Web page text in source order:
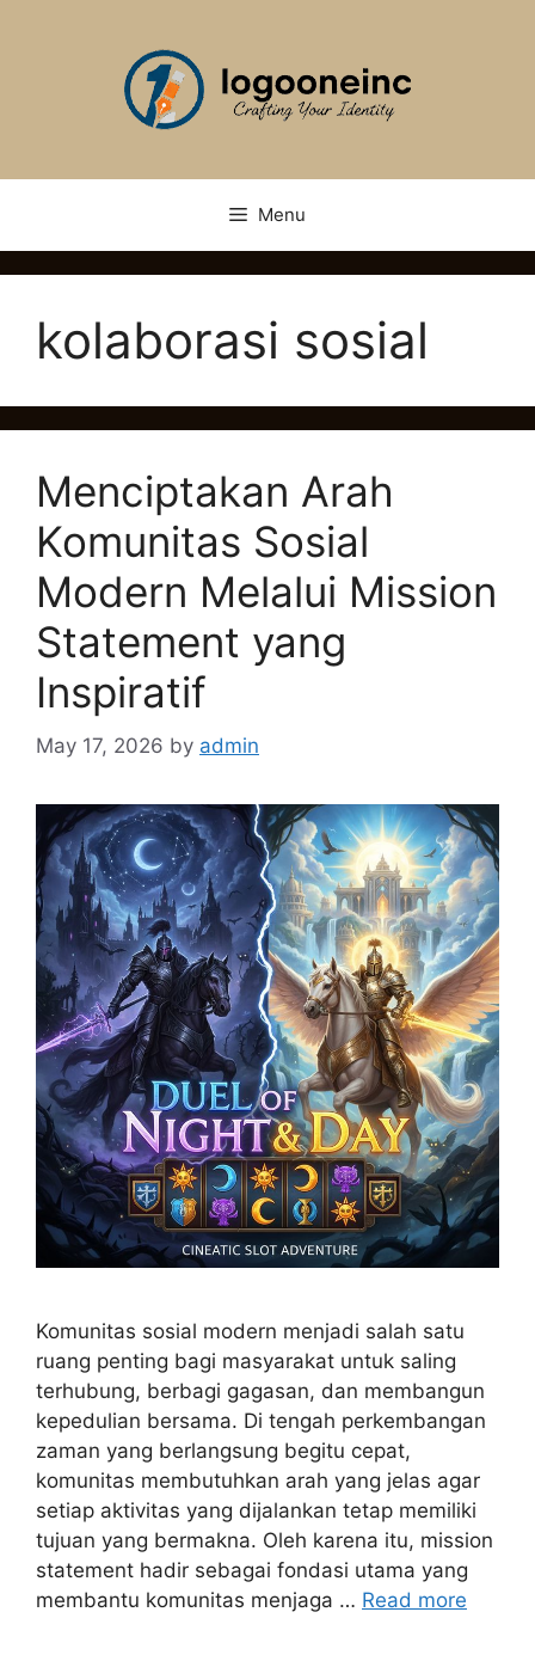
Menu
kolaborasi sosial
Menciptakan Arah
Komunitas Sosial
Modern Melalui Mission
Statement yang
Inspiratif
May 17, 2026 by admin
Komunitas sosial modern menjadi salah satu
ruang penting bagi masyarakat untuk saling
terhubung, berbagi gagasan, dan membangun
kepedulian bersama. Di tengah perkembangan
zaman yang berlangsung begitu cepat,
komunitas membutuhkan arah yang jelas agar
setiap aktivitas yang dijalankan tetap memiliki
tujuan yang bermakna. Oleh karena itu, mission
statement hadir sebagai fondasi utama yang
membantu komunitas menjaga … Read more